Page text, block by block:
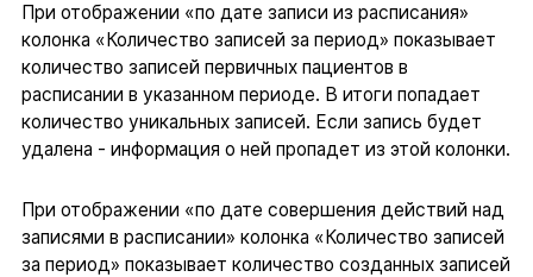
При отображении «по дате записи из расписания»
колонка «Количество записей за период» показывает
количество записей первичных пациентов в
расписании в указанном периоде. В итоги попадает
количество уникальных записей. Если запись будет
удалена - информация о ней пропадет из этой колонки.
При отображении «по дате совершения действий над
записями в расписании» колонка «Количество записей
за период» показывает количество созданных записей